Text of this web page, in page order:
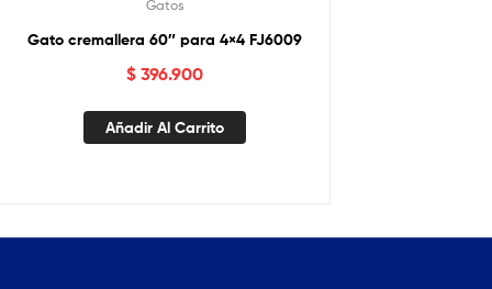
Gatos
Gato cremallera 60″ para 4×4 FJ6009
$ 396.900
Añadir Al Carrito